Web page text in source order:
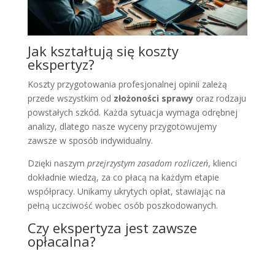
Jak kształtują się koszty
ekspertyz?
Koszty przygotowania profesjonalnej opinii zależą
przede wszystkim od złożoności sprawyoraz rodzaju
powstałych szkód. Każda sytuacja wymaga odrębnej
analizy, dlatego nasze wyceny przygotowujemy
zawsze w sposób indywidualny.
Dzięki naszym przejrzystym zasadom rozliczeń, klienci
dokładnie wiedzą, za co płacą na każdym etapie
współpracy. Unikamy ukrytych opłat, stawiając na
pełną uczciwość wobec osób poszkodowanych.
Czy ekspertyza jest zawsze
opłacalna?